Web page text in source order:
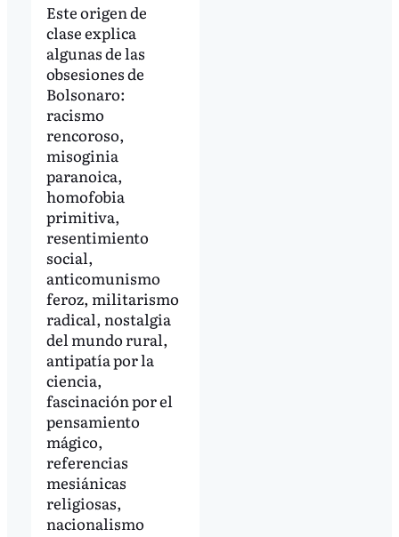
Este origen de
clase explica
algunas de las
obsesiones de
Bolsonaro:
racismo
rencoroso,
misoginia
paranoica,
homofobia
primitiva,
resentimiento
social,
anticomunismo
feroz, militarismo
radical, nostalgia
del mundo rural,
antipatía por la
ciencia,
fascinación por el
pensamiento
mágico,
referencias
mesiánicas
religiosas,
nacionalismo